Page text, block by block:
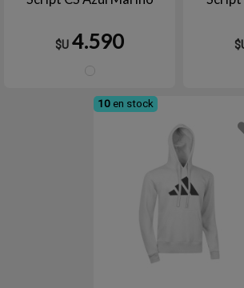
$U 4.590
10 en stock